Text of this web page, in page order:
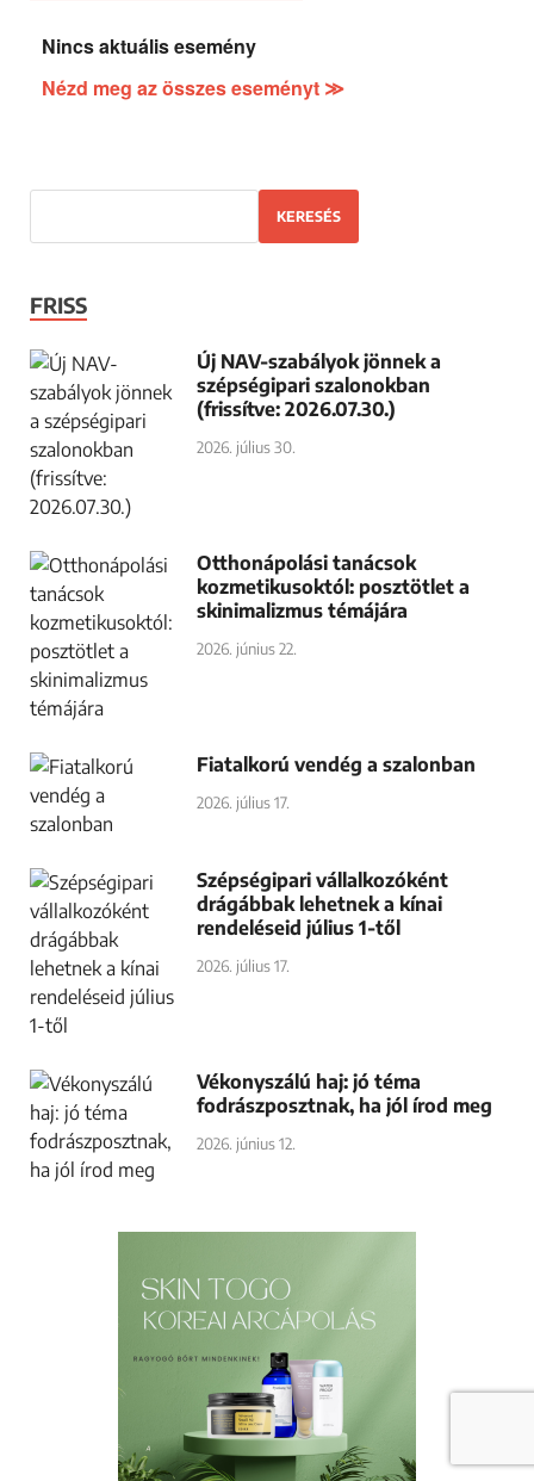
Nincs aktuális esemény
Nézd meg az összes eseményt ≫
KERESÉS
FRISS
Új NAV-szabályok jönnek a
szépségipari szalonokban
(frissítve: 2026.07.30.)
2026. július 30.
Otthonápolási tanácsok
kozmetikusoktól: posztötlet a
skinimalizmus témájára
2026. június 22.
Fiatalkorú vendég a szalonban
2026. július 17.
Szépségipari vállalkozóként
drágábbak lehetnek a kínai
rendeléseid július 1-től
2026. július 17.
Vékonyszálú haj: jó téma
fodrászposztnak, ha jól írod meg
2026. június 12.